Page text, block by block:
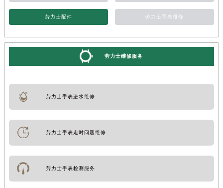
劳力士配件 劳力士手表维修
劳力士维修服务
劳力士手表进水维修
劳力士手表走时问题维修
劳力士手表检测服务